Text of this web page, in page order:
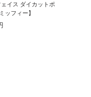
イス ダイカットポ
ッフィー】